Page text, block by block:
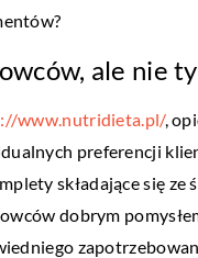
ale nie
www.nutridieta.pl/,
preferencji
składające się
dobrym
w życiu każdego z